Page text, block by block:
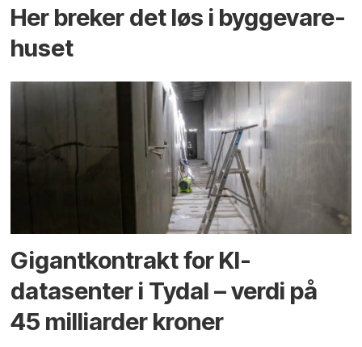
Her breker det løs i bygge­vare­
huset
Gigantkontrakt for KI-
datasenter i Tydal – verdi på
45 milliarder kroner